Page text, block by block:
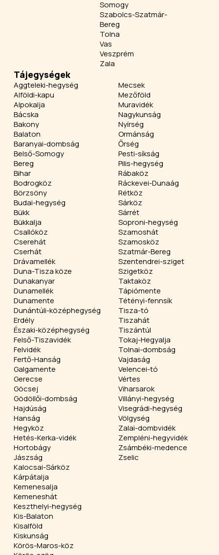
Somogy
Szabolcs-Szatmár-
Bereg
Tolna
Vas
Veszprém
Zala
Tájegységek
Aggteleki-hegység
Alföldi-kapu
Alpokalja
Bácska
Bakony
Balaton
Baranyai-dombság
Belső-Somogy
Bereg
Bihar
Bodrogköz
Börzsöny
Budai-hegység
Bükk
Bükkalja
Csallóköz
Cserehát
Cserhát
Drávamellék
Duna-Tisza köze
Dunakanyar
Dunamellék
Dunamente
Dunántúli-középhegység
Erdély
Északi-középhegység
Felső-Tiszavidék
Felvidék
Fertő-Hanság
Galgamente
Gerecse
Göcsej
Gödöllői-dombság
Hajdúság
Hanság
Hegyköz
Hetés-Kerka-vidék
Hortobágy
Jászság
Kalocsai-Sárköz
Kárpátalja
Kemenesalja
Kemeneshát
Keszthelyi-hegység
Kis-Balaton
Kisalföld
Kiskunság
Körös-Maros-köz
Mecsek
Mezőföld
Muravidék
Nagykunság
Nyírség
Ormánság
Őrség
Pesti-síkság
Pilis-hegység
Rábaköz
Ráckevei-Dunaág
Rétköz
Sárköz
Sárrét
Soproni-hegység
Szamoshát
Szamosköz
Szatmár-Bereg
Szentendrei-sziget
Szigetköz
Taktaköz
Tápiómente
Tétényi-fennsík
Tisza-tó
Tiszahát
Tiszántúl
Tokaj-Hegyalja
Tolnai-dombság
Vajdaság
Velencei-tó
Vértes
Viharsarok
Villányi-hegység
Visegrádi-hegység
Völgység
Zalai-dombvidék
Zempléni-hegyvidék
Zsámbéki-medence
Zselic